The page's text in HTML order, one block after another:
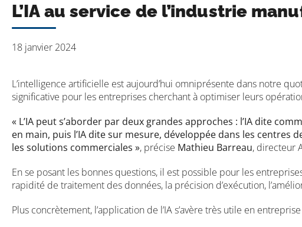
L’IA au service de l’industrie
18 janvier 2024
L’intelligence artificielle est aujourd’hui omniprésente dans notre
significative pour les entreprises cherchant à optimiser leurs
« L’IA peut s’aborder par deux grandes approches : l’IA dite
en main, puis l’IA dite sur mesure, développée dans les
les solutions commerciales », précise Mathieu Barreau, directeur
En se posant les bonnes questions, il est possible pour les
rapidité de traitement des données, la précision d’exécution,
Plus concrètement, l’application de l’IA s’avère très utile en